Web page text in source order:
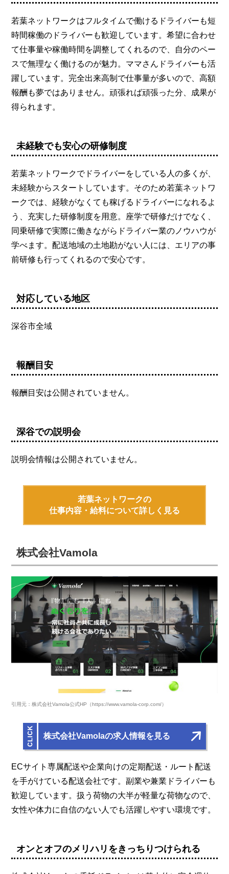
若葉ネットワークはフルタイムで働けるドライバーも短
時間稼働のドライバーも歓迎しています。希望に合わせ
て仕事量や稼働時間を調整してくれるので、自分のペー
スで無理なく働けるのが魅力。ママさんドライバーも活
躍しています。完全出来高制で仕事量が多いので、高額
報酬も夢ではありません。頑張れば頑張った分、成果が
得られます。
未経験でも安心の研修制度
若葉ネットワークでドライバーをしている人の多くが、
未経験からスタートしています。そのため若葉ネットワ
ークでは、経験がなくても稼げるドライバーになれるよ
う、充実した研修制度を用意。座学で研修だけでなく、
同乗研修で実際に働きながらドライバー業のノウハウが
学べます。配送地域の土地勘がない人には、エリアの事
前研修も行ってくれるので安心です。
対応している地区
深谷市全域
報酬目安
報酬目安は公開されていません。
深谷での説明会
説明会情報は公開されていません。
若葉ネットワークの
仕事内容・給料について詳しく見る
株式会社Vamola
引用元：株式会社Vamola公式HP（https://www.vamola-corp.com/）
株式会社Vamolaの求人情報を見る
ECサイト専属配送や企業向けの定期配送・ルート配送
を手がけている配送会社です。副業や兼業ドライバーも
歓迎しています。扱う荷物の大半が軽量な荷物なので、
女性や体力に自信のない人でも活躍しやすい環境です。
オンとオフのメリハリをきっちりつけられる